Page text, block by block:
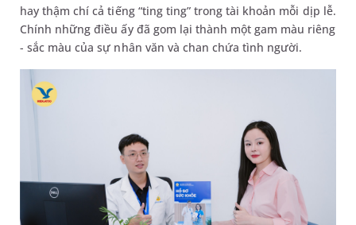
hay thậm chí cả tiếng “ting ting” trong tài khoản mỗi dịp lễ.
Chính những điều ấy đã gom lại thành một gam màu riêng
- sắc màu của sự nhân văn và chan chứa tình người.